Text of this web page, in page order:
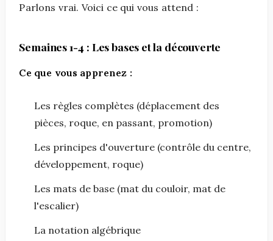
Parlons vrai. Voici ce qui vous attend :
Semaines 1-4 : Les bases et la découverte
Ce que vous apprenez :
Les règles complètes (déplacement des
pièces, roque, en passant, promotion)
Les principes d'ouverture (contrôle du centre,
développement, roque)
Les mats de base (mat du couloir, mat de
l'escalier)
La notation algébrique